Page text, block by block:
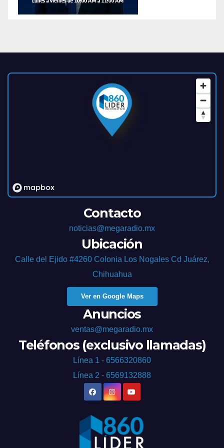
Contacto
noticias@megaradio.mx
Ubicación
Calle del Ejido #4260 Colonia Los Nogales Cd Juárez,
Chihuahua
Ver en Google Maps
Anuncios
ventas@megaradio.mx
Teléfonos (exclusivo llamadas)
Línea 1 - 6566320860
Línea 2 - 6569132888